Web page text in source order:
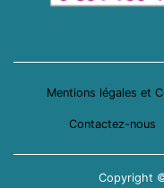
Mentions légales et
Contactez-nous
Copyright